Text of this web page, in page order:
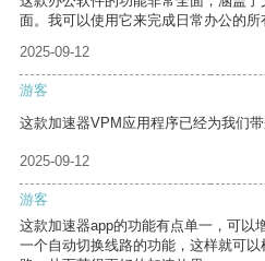
面。我可以使用它来完成日常办公的所
2025-09-12
游客
这款加速器VPM应用程序已经为我们带
2025-09-12
游客
这款加速器app的功能有点单一，可以
一个自动切换线路的功能，这样就可